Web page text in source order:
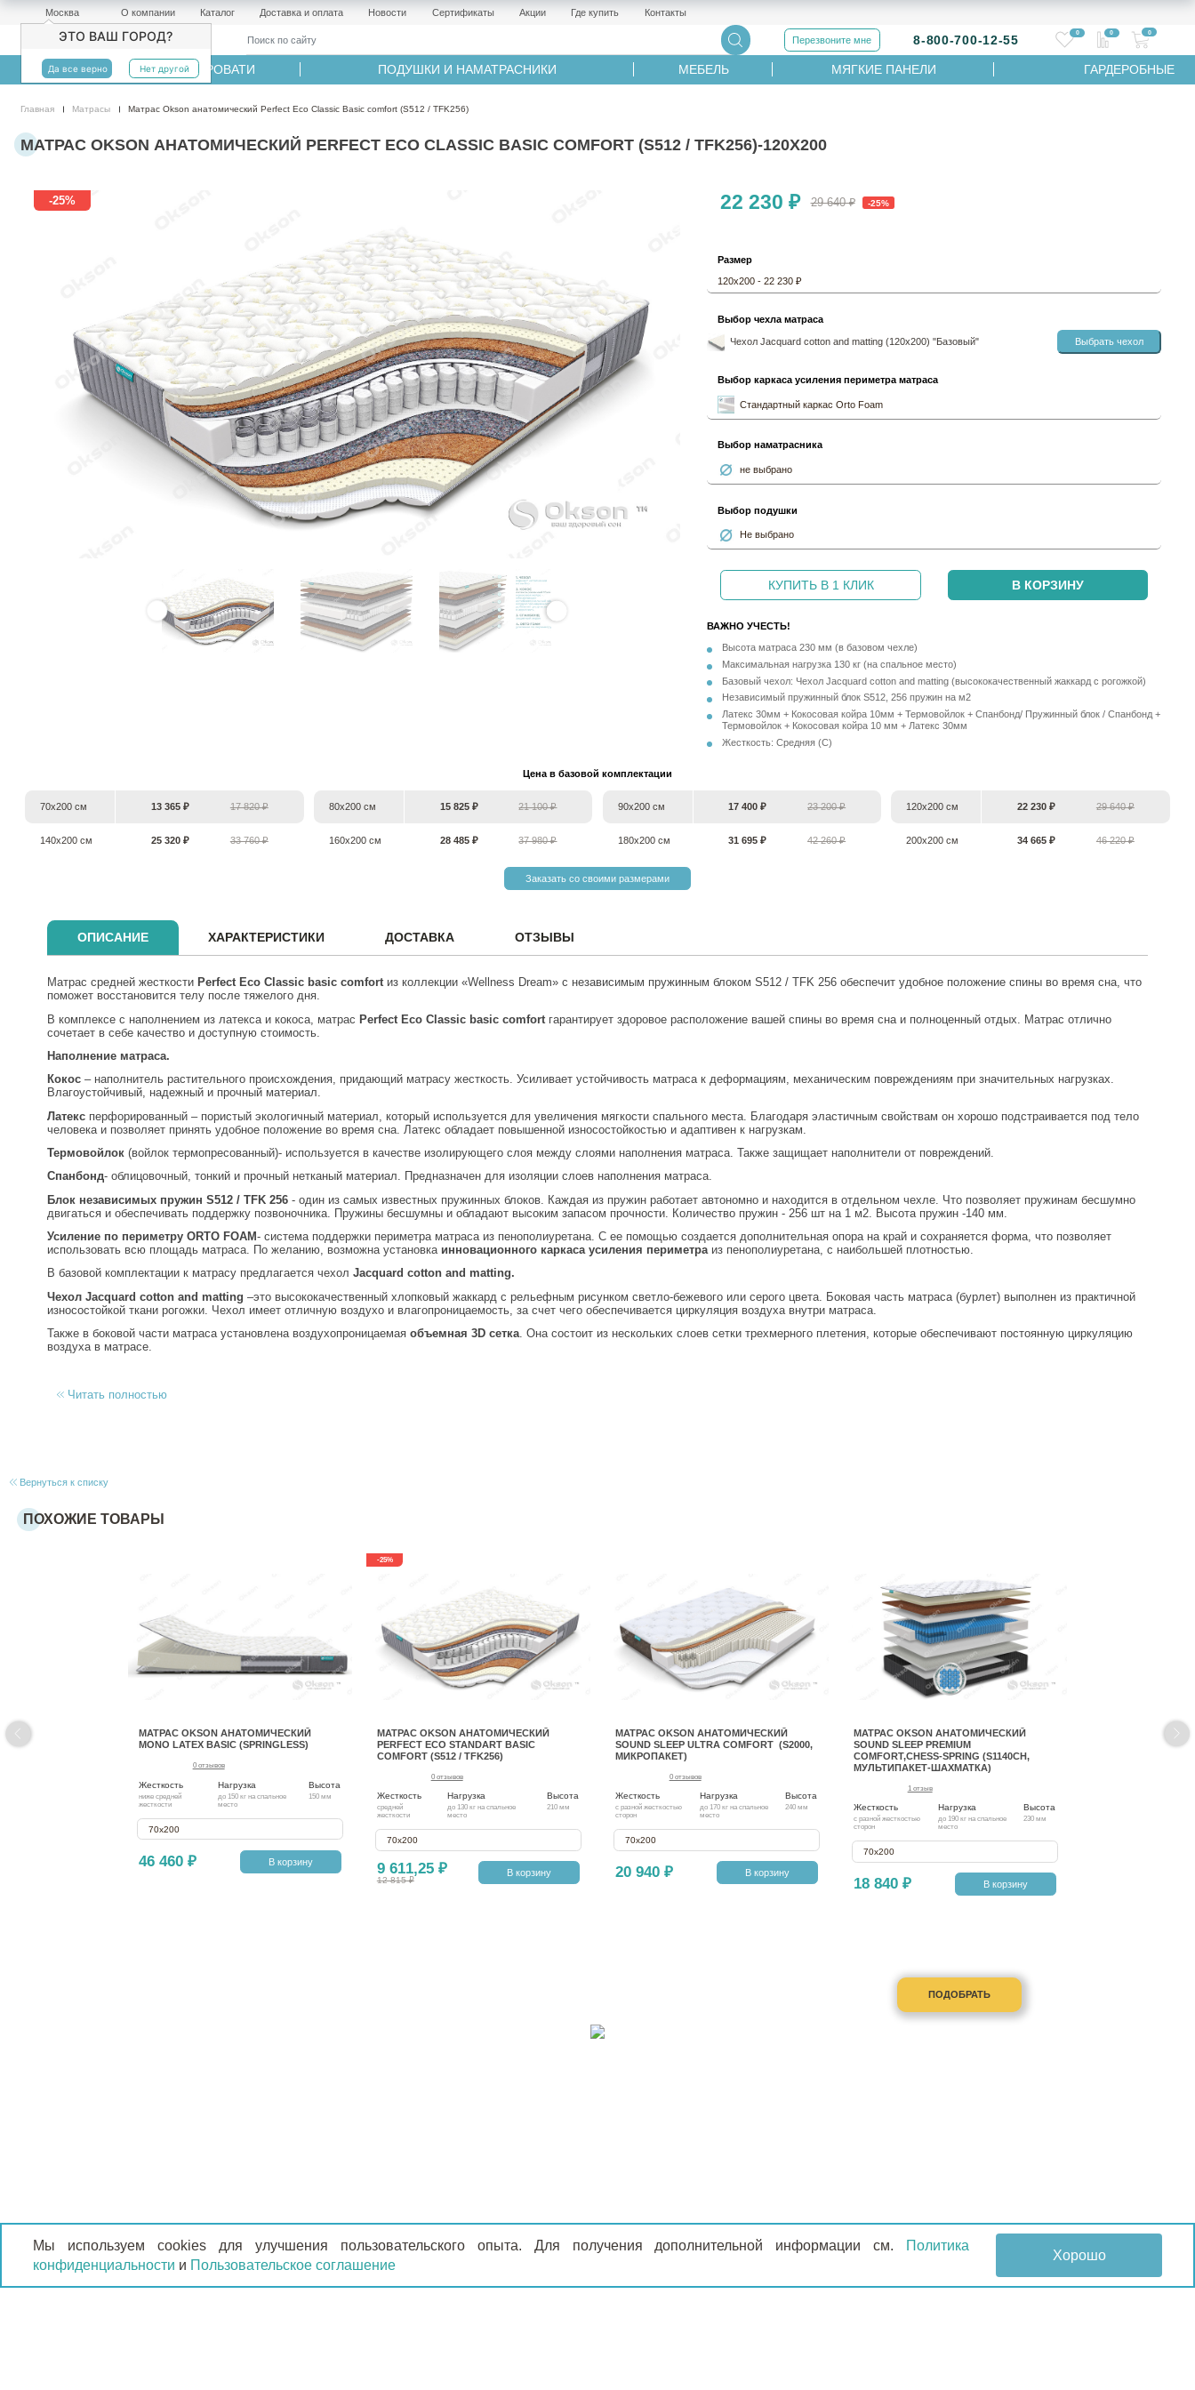
Москва
ЭТО ВАШ ГОРОД?
Да все верно Нет другой
О компании Каталог Доставка и оплата Новости Сертификаты Акции Где купить Контакты
Перезвоните мне 8-800-700-12-55
0 0 0
МАТРАСЫ КРОВАТИ ПОДУШКИ И НАМАТРАСНИКИ МЕБЕЛЬ МЯГКИЕ ПАНЕЛИ ГАРДЕРОБНЫЕ
Главная Матрасы Матрас Okson анатомический Perfect Eco Classic Basic comfort (S512 / TFK256)
МАТРАС OKSON АНАТОМИЧЕСКИЙ PERFECT ECO CLASSIC BASIC COMFORT (S512 / TFK256)-120Х200
-25%
Размер
120х200 - 22 230 ₽
22 230 ₽ 29 640 ₽ -25%
Выбор чехла матраса
Чехол Jacquard cotton and matting (120х200) "Базовый" Выбрать чехол
Выбор каркаса усиления периметра матраса
Стандартный каркас Orto Foam
Выбор наматрасника
не выбрано
Выбор подушки
Не выбрано
КУПИТЬ В 1 КЛИК В КОРЗИНУ
ВАЖНО УЧЕСТЬ!
Высота матраса 230 мм (в базовом чехле)
Максимальная нагрузка 130 кг (на спальное место)
Базовый чехол: Чехол Jacquard cotton and matting (высококачественный жаккард с рогожкой)
Независимый пружинный блок S512, 256 пружин на м2
Латекс 30мм + Кокосовая койра 10мм + Термовойлок + Спанбонд/ Пружинный блок / Спанбонд +
Термовойлок + Кокосовая койра 10 мм + Латекс 30мм
Жесткость: Средняя (С)
Цена в базовой комплектации
70х200 см 13 365 ₽ 17 820 ₽ 80х200 см 15 825 ₽ 21 100 ₽ 90х200 см 17 400 ₽ 23 200 ₽ 120х200 см 22 230 ₽ 29 640 ₽
140х200 см 25 320 ₽ 33 760 ₽ 160х200 см 28 485 ₽ 37 980 ₽ 180х200 см 31 695 ₽ 42 260 ₽ 200х200 см 34 665 ₽ 46 220 ₽
Заказать со своими размерами
ОПИСАНИЕ ХАРАКТЕРИСТИКИ ДОСТАВКА ОТЗЫВЫ
Матрас средней жесткости Perfect Eco Classic basic comfortиз коллекции «Wellness Dream» c независимым пружинным блоком S512 / TFK 256 обеспечит удобное положение спины во время сна, что
поможет восстановится телу после тяжелого дня.
В комплексе с наполнением из латекса и кокоса, матрас Perfect Eco Classic basic comfortгарантирует здоровое расположение вашей спины во время сна и полноценный отдых. Матрас отлично
сочетает в себе качество и доступную стоимость.
Наполнение матраса.
Кокос – наполнитель растительного происхождения, придающий матрасу жесткость. Усиливает устойчивость матраса к деформациям, механическим повреждениям при значительных нагрузках.
Влагоустойчивый, надежный и прочный материал.
Латексперфорированный – пористый экологичный материал, который используется для увеличения мягкости спального места. Благодаря эластичным свойствам он хорошо подстраивается под тело
человека и позволяет принять удобное положение во время сна. Латекс обладает повышенной износостойкостью и адаптивен к нагрузкам.
Термовойлок (войлок термопресованный)- используется в качестве изолирующего слоя между слоями наполнения матраса. Также защищает наполнители от повреждений.
Спанбонд- облицовочный, тонкий и прочный нетканый материал. Предназначен для изоляции слоев наполнения матраса.
Блок независимых пружин S512 / TFK 256- один из самых известных пружинных блоков. Каждая из пружин работает автономно и находится в отдельном чехле. Что позволяет пружинам бесшумно
двигаться и обеспечивать поддержку позвоночника. Пружины бесшумны и обладают высоким запасом прочности. Количество пружин - 256 шт на 1 м2. Высота пружин -140 мм.
Усиление по периметру ORTO FOAM- система поддержки периметра матраса из пенополиуретана. С ее помощью создается дополнительная опора на край и сохраняется форма, что позволяет
использовать всю площадь матраса. По желанию, возможна установка инновационного каркаса усиления периметра из пенополиуретана, с наибольшей плотностью.
В базовой комплектации к матрасу предлагается чехол Jacquard cotton and matting.
Чехол Jacquard cotton and matting –это высококачественный хлопковый жаккард с рельефным рисунком светло-бежевого или серого цвета. Боковая часть матраса (бурлет) выполнен из практичной
износостойкой ткани рогожки. Чехол имеет отличную воздухо и влагопроницаемость, за счет чего обеспечивается циркуляция воздуха внутри матраса.
Также в боковой части матраса установлена воздухопроницаемая объемная 3D сетка. Она состоит из нескольких слоев сетки трехмерного плетения, которые обеспечивают постоянную циркуляцию
воздуха в матрасе.
Читать полностью
Вернуться к списку
ПОХОЖИЕ ТОВАРЫ
МАТРАС OKSON АНАТОМИЧЕСКИЙ
MONO LATEX BASIC (SPRINGLESS)
0 отзывов
46 460 ₽
Жесткость
ниже средней
жесткости
Нагрузка
до 150 кг на спальное
место
Высота
150 мм
70х200
В корзину
-25%
МАТРАС OKSON АНАТОМИЧЕСКИЙ
PERFECT ECO STANDART BASIC
COMFORT (S512 / TFK256)
0 отзывов
9 611,25 ₽
12 815 ₽
Жесткость
средней
жесткости
Нагрузка
до 130 кг на спальное
место
Высота
210 мм
70х200
В корзину
МАТРАС OKSON АНАТОМИЧЕСКИЙ
SOUND SLEEP ULTRA COMFORT (S2000,
МИКРОПАКЕТ)
0 отзывов
20 940 ₽
Жесткость
с разной жесткостью
сторон
Нагрузка
до 170 кг на спальное
место
Высота
240 мм
70х200
В корзину
МАТРАС OKSON АНАТОМИЧЕСКИЙ
SOUND SLEEP PREMIUM
COMFORT,CHESS-SPRING (S1140CH,
МУЛЬТИПАКЕТ-ШАХМАТКА)
1 отзыв
18 840 ₽
Жесткость
с разной жесткостью
сторон
Нагрузка
до 190 кг на спальное
место
Высота
230 мм
70х200
В корзину
ПОДОБРАТЬ
Мы используем cookies для улучшения пользовательского опыта. Для получения дополнительной информации см. Политика
конфиденциальности и Пользовательское соглашение
Хорошо